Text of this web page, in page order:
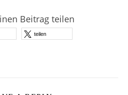
Beitrag teilen
teilen